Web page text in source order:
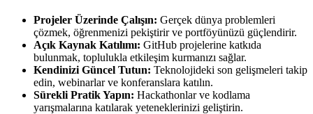
Projeler Üzerinde Çalışın: Gerçek dünya problemleri
çözmek, öğrenmenizi pekiştirir ve portföyünüzü güçlendirir.
Açık Kaynak Katılımı: GitHub projelerine katkıda
bulunmak, toplulukla etkileşim kurmanızı sağlar.
Kendinizi Güncel Tutun: Teknolojideki son gelişmeleri takip
edin, webinarlar ve konferanslara katılın.
Sürekli Pratik Yapın: Hackathonlar ve kodlama
yarışmalarına katılarak yeteneklerinizi geliştirin.